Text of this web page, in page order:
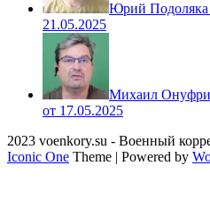
Юрий
21.05.2025
Михаил
от 17.05.2025
2023 voenkory.su - Военный
Iconic One Theme | Powered by